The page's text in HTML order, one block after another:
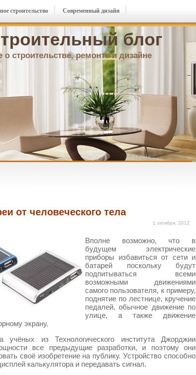
блог
о строительстве, ремонте и дизайне
строительство Современный дизайн
от человеческого тела
1 октября, 2012
Вполне возможно, что в
будущем электрические
приборы избавиться от сети и
батарей поскольку будут
подпитываться всеми
возможными движениями
самого пользователя, к примеру,
поднятие по лестнице, кручение
педалей, обычное движение по
улице, а также движение
экрану.
учёных из Технологического института Джорджии
все предыдущие разработки, и поэтому они
своё изобретение на публику. Устройство способно
калькулятора и передавать сигнал.